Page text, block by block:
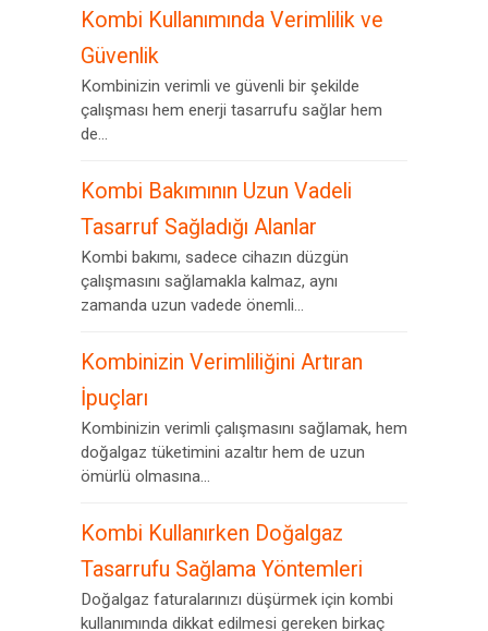
Kombi Kullanımında Verimlilik ve
Güvenlik
Kombinizin verimli ve güvenli bir şekilde
çalışması hem enerji tasarrufu sağlar hem
de...
Kombi Bakımının Uzun Vadeli
Tasarruf Sağladığı Alanlar
Kombi bakımı, sadece cihazın düzgün
çalışmasını sağlamakla kalmaz, aynı
zamanda uzun vadede önemli...
Kombinizin Verimliliğini Artıran
İpuçları
Kombinizin verimli çalışmasını sağlamak, hem
doğalgaz tüketimini azaltır hem de uzun
ömürlü olmasına...
Kombi Kullanırken Doğalgaz
Tasarrufu Sağlama Yöntemleri
Doğalgaz faturalarınızı düşürmek için kombi
kullanımında dikkat edilmesi gereken birkaç